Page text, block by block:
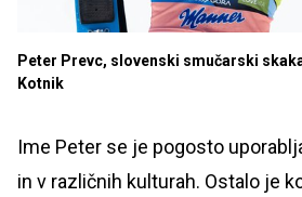
Peter Prevc, slovenski smučarski
Kotnik
Ime Peter se je pogosto
in v različnih kulturah. Ostalo je